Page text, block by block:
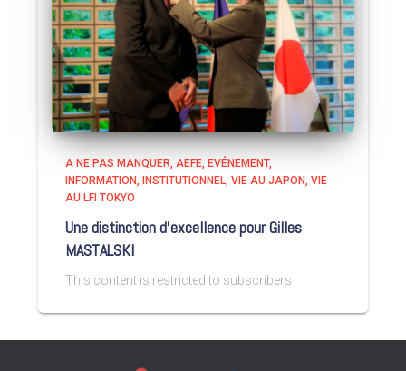
A NE PAS MANQUER AEFE EVÉNEMENT
INFORMATION
INSTITUTIONNEL VIE AU JAPON VIE
AU LFI TOKYO
Une distinction d’excellence pour Gilles
MASTALSKI
This content is restricted to subscribers